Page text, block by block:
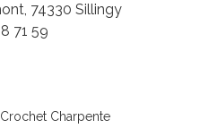
74330 Sillingy
71 59
Charpente